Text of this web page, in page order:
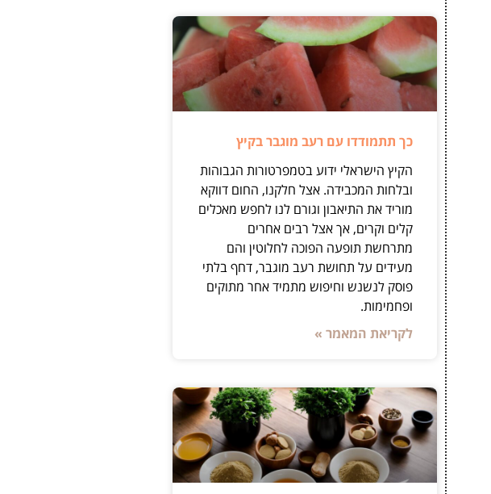
כך תתמודדו עם רעב מוגבר בקיץ
הקיץ הישראלי ידוע בטמפרטורות הגבוהות
ובלחות המכבידה. אצל חלקנו, החום דווקא
מוריד את התיאבון וגורם לנו לחפש מאכלים
קלים וקרים, אך אצל רבים אחרים
מתרחשת תופעה הפוכה לחלוטין והם
מעידים על תחושת רעב מוגבר, דחף בלתי
פוסק לנשנש וחיפוש מתמיד אחר מתוקים
ופחמימות.
לקריאת המאמר »